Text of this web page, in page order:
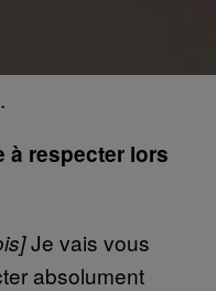
à respecter lors
Je vais vous
absolument